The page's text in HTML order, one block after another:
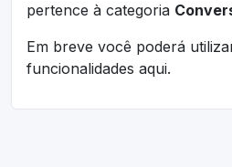
pertence à categoria
Em breve você poderá
funcionalidades aqui.